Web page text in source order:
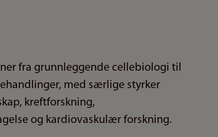
fra grunnleggende cellebiologi til
med særlige styrker
kreftforskning,
og kardiovaskulær forskning.